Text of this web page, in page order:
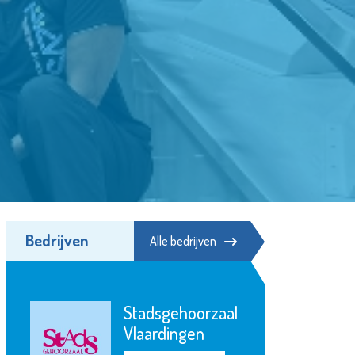
Bedrijven Alle bedrijven
Stadsgehoorzaal
Vlaardingen